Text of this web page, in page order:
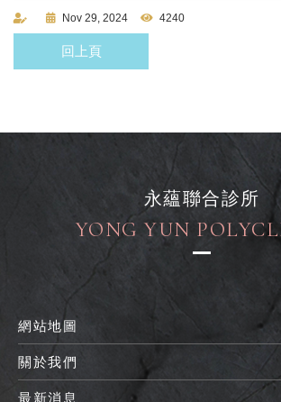
Nov 29, 2024 4240
回上頁
永蘊聯合診所
YONG YUN
網站地圖
關於我們
最新消息